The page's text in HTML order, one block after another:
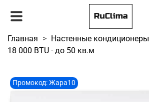
Главная Настенные кондиционеры
18 000 BTU - до 50 кв.м
Промокод: Жара10